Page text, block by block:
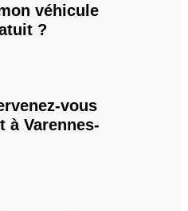
véhicule
?
vous
à Varennes-